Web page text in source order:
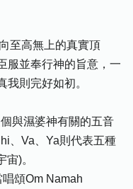
至高無上的真實頂
服並奉行神的旨意，一
則完好如初。
與濕婆神有關的五音
、Va、Ya則代表五種
)。
頌Om Namah